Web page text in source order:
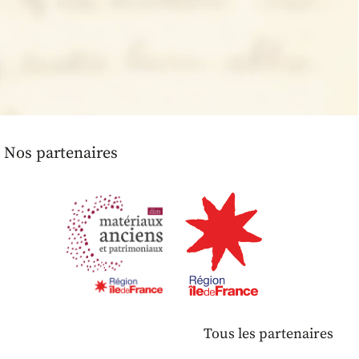
Nos partenaires
Tous les partenaires